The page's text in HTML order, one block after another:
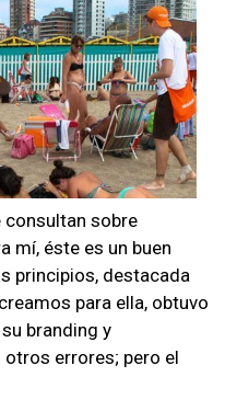
consultan sobre
mí, éste es un buen
principios, destacada
para ella, obtuvo
branding y
errores; pero el